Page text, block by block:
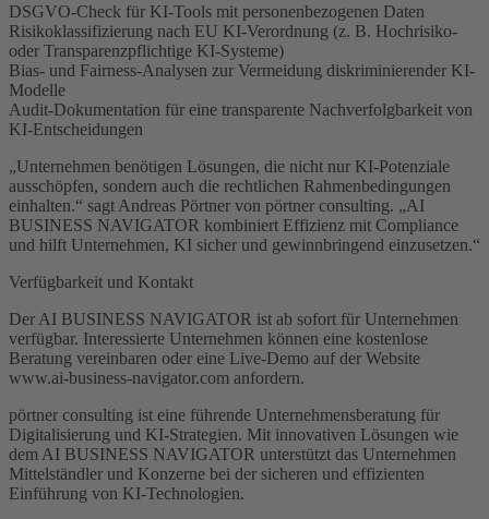
DSGVO-Check für KI-Tools mit personenbezogenen Daten
Risikoklassifizierung nach EU KI-Verordnung (z. B. Hochrisiko-
oder Transparenzpflichtige KI-Systeme)
Bias- und Fairness-Analysen zur Vermeidung diskriminierender KI-
Modelle
Audit-Dokumentation für eine transparente Nachverfolgbarkeit von
KI-Entscheidungen
„Unternehmen benötigen Lösungen, die nicht nur KI-Potenziale
ausschöpfen, sondern auch die rechtlichen Rahmenbedingungen
einhalten.“ sagt Andreas Pörtner von pörtner consulting. „AI
BUSINESS NAVIGATOR kombiniert Effizienz mit Compliance
und hilft Unternehmen, KI sicher und gewinnbringend einzusetzen.“
Verfügbarkeit und Kontakt
Der AI BUSINESS NAVIGATOR ist ab sofort für Unternehmen
verfügbar. Interessierte Unternehmen können eine kostenlose
Beratung vereinbaren oder eine Live-Demo auf der Website
www.ai-business-navigator.com anfordern.
pörtner consulting ist eine führende Unternehmensberatung für
Digitalisierung und KI-Strategien. Mit innovativen Lösungen wie
dem AI BUSINESS NAVIGATOR unterstützt das Unternehmen
Mittelständler und Konzerne bei der sicheren und effizienten
Einführung von KI-Technologien.